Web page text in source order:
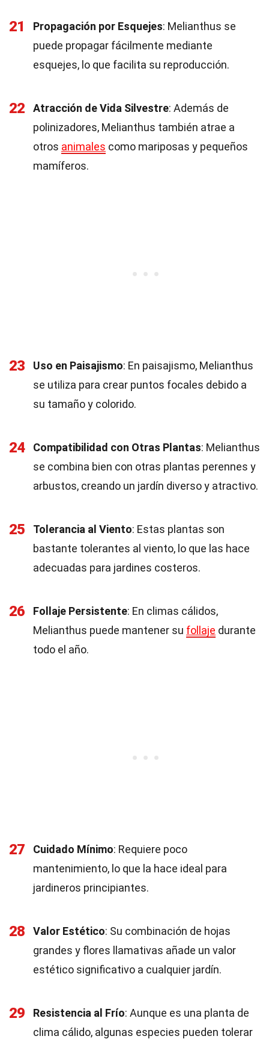
21 Propagación por Esquejes: Melianthus se
puede propagar fácilmente mediante
esquejes, lo que facilita su reproducción.
22 Atracción de Vida Silvestre: Además de
polinizadores, Melianthus también atrae a
otros animales como mariposas y pequeños
mamíferos.
23 Uso en Paisajismo: En paisajismo, Melianthus
se utiliza para crear puntos focales debido a
su tamaño y colorido.
24 Compatibilidad con Otras Plantas: Melianthus
se combina bien con otras plantas perennes y
arbustos, creando un jardín diverso y atractivo.
25 Tolerancia al Viento: Estas plantas son
bastante tolerantes al viento, lo que las hace
adecuadas para jardines costeros.
26 Follaje Persistente: En climas cálidos,
Melianthus puede mantener su follaje durante
todo el año.
27 Cuidado Mínimo: Requiere poco
mantenimiento, lo que la hace ideal para
jardineros principiantes.
28 Valor Estético: Su combinación de hojas
grandes y flores llamativas añade un valor
estético significativo a cualquier jardín.
29 Resistencia al Frío: Aunque es una planta de
clima cálido, algunas especies pueden tolerar